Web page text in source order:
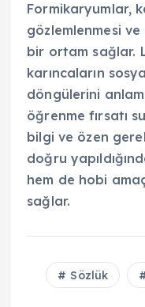
Formikaryumlar,
gözlemlenmesi
bir ortam sağlar.
karıncaların
döngülerini
öğrenme fırsatı
bilgi ve özen
doğru
hem de hobi
sağlar.
Sözlük